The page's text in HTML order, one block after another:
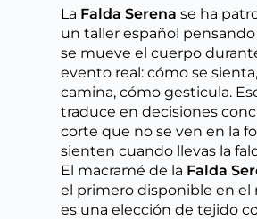
La Falda Serena se ha
un taller español
se mueve el cuerpo
evento real: cómo se
camina, cómo gesticula.
traduce en decisiones
corte que no se ven en la
sienten cuando llevas la
El macramé de la Falda
el primero disponible en el
es una elección de tejido